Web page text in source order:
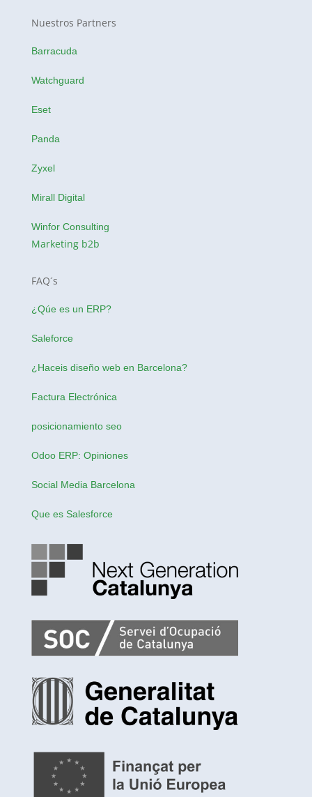
Nuestros Partners
Barracuda
Watchguard
Eset
Panda
Zyxel
Mirall Digital
Winfor Consulting
Marketing b2b
FAQ´s
¿Qúe es un ERP?
Saleforce
¿Haceis diseño web en Barcelona?
Factura Electrónica
posicionamiento seo
Odoo ERP: Opiniones
Social Media Barcelona
Que es Salesforce